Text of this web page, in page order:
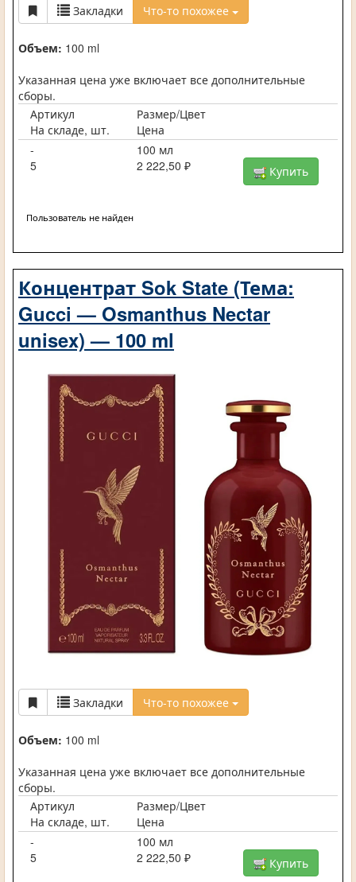
Закладки Что-то похожее
Объем: 100 ml
Указанная цена уже включает все дополнительные
сборы.
Артикул
Размер/Цвет
На складе, шт.
Цена
-
100 мл
5
2 222,50 ₽ Купить
Пользователь не найден
Концентрат Sok State (Тема:
Gucci — Osmanthus Nectar
unisex) — 100 ml
Закладки Что-то похожее
Объем: 100 ml
Указанная цена уже включает все дополнительные
сборы.
Артикул
Размер/Цвет
На складе, шт.
Цена
-
100 мл
5
2 222,50 ₽ Купить